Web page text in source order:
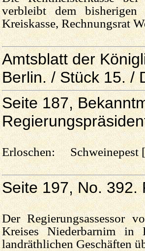
verbleibt dem bisherigen
Kreiskasse, Rechnungsrat
Amtsblatt der
Berlin. / Stück 15. /
Seite 187,
Erloschen: Schweinepest
Seite 197, No. 392.
Der Regierungsassessor
Kreises Niederbarnim
landräthlichen Geschäften